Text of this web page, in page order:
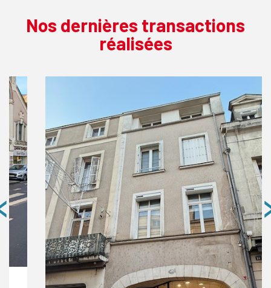
Nos dernières transactions
réalisées